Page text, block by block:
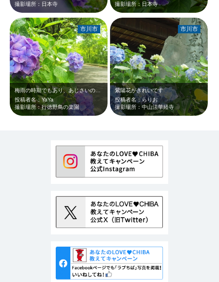
撮影場所：日本寺
撮影場所：日本寺
梅雨の時期でもあり、あじさいの時期でもあります。
投稿者名：YaYa
撮影場所：行徳野鳥の楽園
市川市
紫陽花がきれいです
投稿者名：らりお
撮影場所：中山法華経寺
市川市